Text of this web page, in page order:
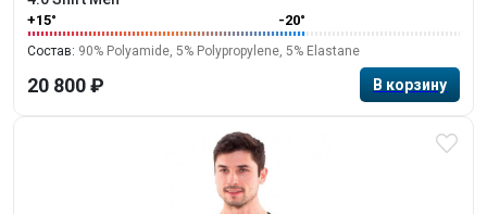
+15° -20°
Состав: 90% Polyamide, 5% Polypropylene, 5% Elastane
20 800 ₽